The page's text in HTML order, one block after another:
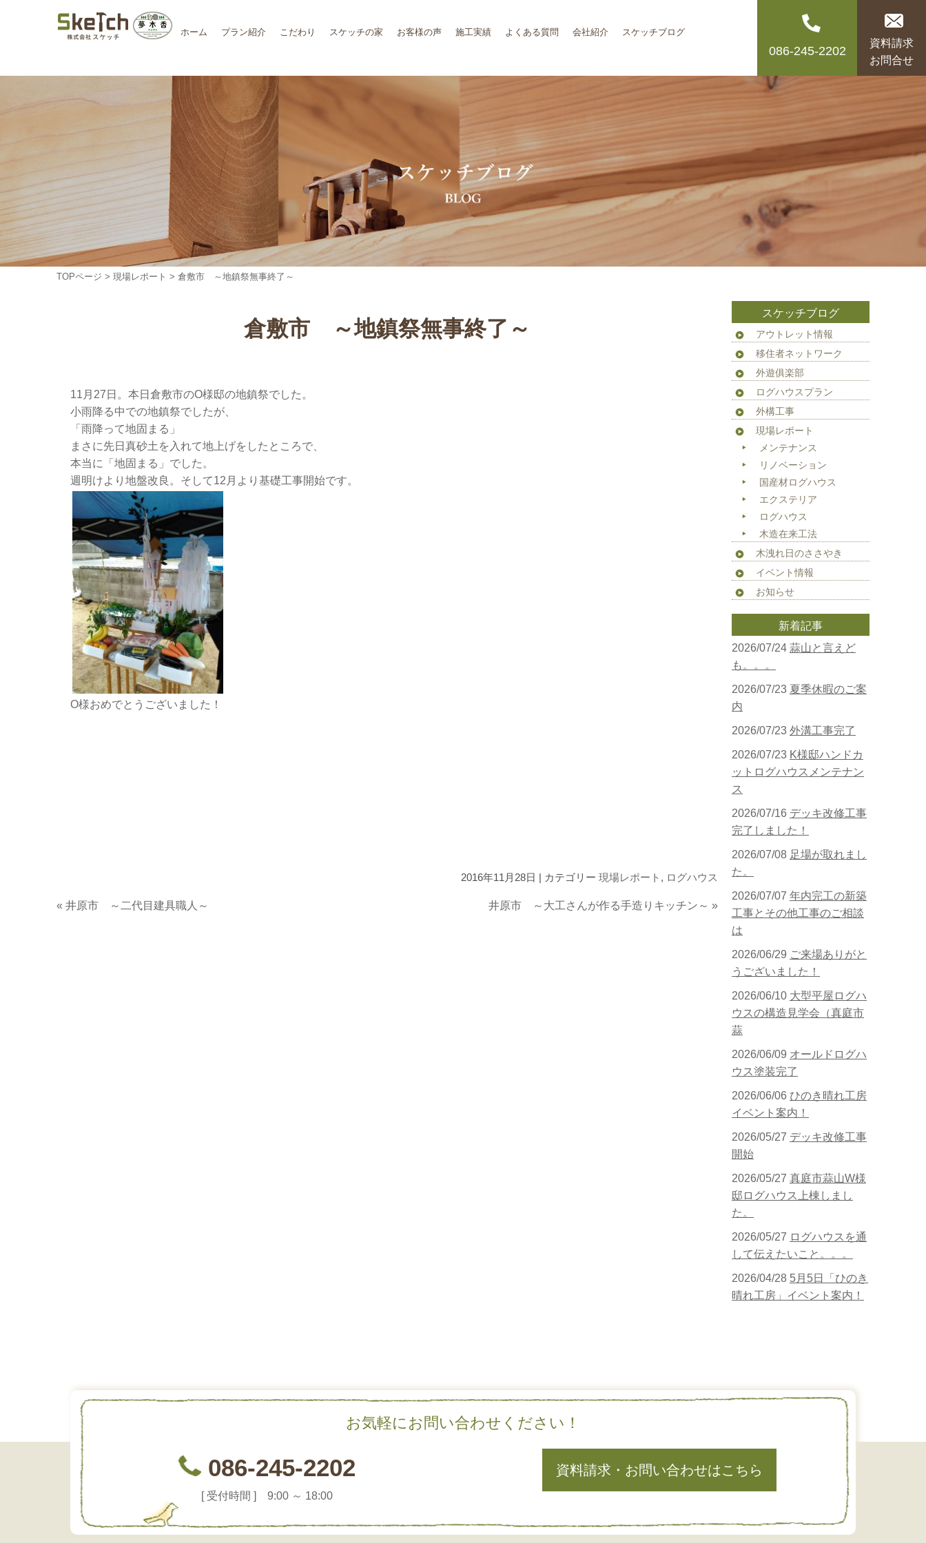
ホーム プラン紹介 こだわり スケッチの家 お客様の声 施工実績 よくある質問 会社紹介 スケッチブログ
086-245-2202
資料請求
お問合せ
TOPページ > 現場レポート > 倉敷市 ～地鎮祭無事終了～
倉敷市 ～地鎮祭無事終了～
11月27日。本日倉敷市のO様邸の地鎮祭でした。
小雨降る中での地鎮祭でしたが、
「雨降って地固まる」
まさに先日真砂土を入れて地上げをしたところで、
本当に「地固まる」でした。
週明けより地盤改良。そして12月より基礎工事開始です。
O様おめでとうございました！
2016年11月28日 | カテゴリー 現場レポート , ログハウス
« 井原市 ～二代目建具職人～ 井原市 ～大工さんが作る手造りキッチン～ »
スケッチブログ
アウトレット情報
移住者ネットワーク
外遊俱楽部
ログハウスプラン
外構工事
現場レポート
メンテナンス
リノベーション
国産材ログハウス
エクステリア
ログハウス
木造在来工法
木洩れ日のささやき
イベント情報
お知らせ
新着記事
2026/07/24 蒜山と言えど
も。。。
2026/07/23 夏季休暇のご案
内
2026/07/23 外溝工事完了
2026/07/23 K様邸ハンドカ
ットログハウスメンテナン
ス
2026/07/16 デッキ改修工事
完了しました！
2026/07/08 足場が取れまし
た。
2026/07/07 年内完工の新築
工事とその他工事のご相談
は
2026/06/29 ご来場ありがと
うございました！
2026/06/10 大型平屋ログハ
ウスの構造見学会（真庭市
蒜
2026/06/09 オールドログハ
ウス塗装完了
2026/06/06 ひのき晴れ工房
イベント案内！
2026/05/27 デッキ改修工事
開始
2026/05/27 真庭市蒜山W様
邸ログハウス上棟しまし
た。
2026/05/27 ログハウスを通
して伝えたいこと。。。
2026/04/28 5月5日「ひのき
晴れ工房」イベント案内！
お気軽にお問い合わせください！
086-245-2202
[ 受付時間 ] 9:00 ～ 18:00
資料請求・お問い合わせはこちら